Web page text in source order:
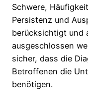
Schwere,
Persistenz und
berücksichtigt und
ausgeschlossen
sicher, dass die
Betroffenen die
benötigen.